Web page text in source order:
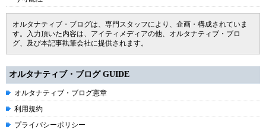
オルタナティブ・ブログは、専門スタッフにより、企画・構成されていま
す。入力頂いた内容は、アイティメディアの他、オルタナティブ・ブロ
グ、及び本記事執筆会社に提供されます。
オルタナティブ・ブログ GUIDE
オルタナティブ・ブログ憲章
利用規約
プライバシーポリシー